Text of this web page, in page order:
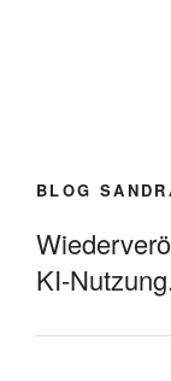
BLOG
KI-